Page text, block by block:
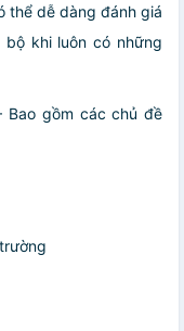
thể dễ dàng đánh giá
khi luôn có những
Bao gồm các chủ đề